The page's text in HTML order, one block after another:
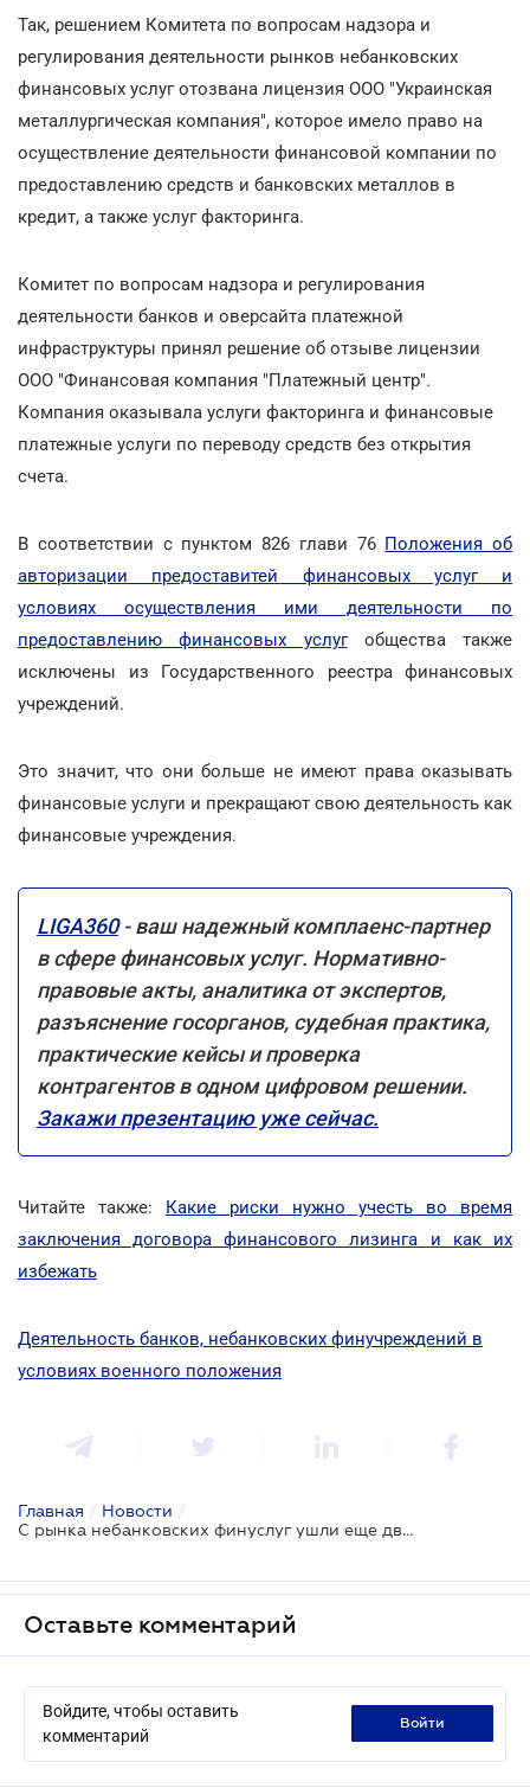
Так, решением Комитета по вопросам надзора и
регулирования деятельности рынков небанковских
финансовых услуг отозвана лицензия ООО "Украинская
металлургическая компания", которое имело право на
осуществление деятельности финансовой компании по
предоставлению средств и банковских металлов в
кредит, а также услуг факторинга.
Комитет по вопросам надзора и регулирования
деятельности банков и оверсайта платежной
инфраструктуры принял решение об отзыве лицензии
ООО "Финансовая компания "Платежный центр".
Компания оказывала услуги факторинга и финансовые
платежные услуги по переводу средств без открытия
счета.
В соответствии с пунктом 826 глави 76 Положения об
авторизации предоставитей финансовых услуг и
условиях осуществления ими деятельности по
предоставлению финансовых услугобщества также
исключены из Государственного реестра финансовых
учреждений.
Это значит, что они больше не имеют права оказывать
финансовые услуги и прекращают свою деятельность как
финансовые учреждения.
LIGA360- ваш надежный комплаенс-партнер
в сфере финансовых услуг. Нормативно-
правовые акты, аналитика от экспертов,
разъяснение госорганов, судебная практика,
практические кейсы и проверка
контрагентов в одном цифровом решении.
Закажи презентацию уже сейчас.
Читайте также: Какие риски нужно учесть во время
заключения договора финансового лизинга и как их
избежать
Деятельность банков, небанковских финучреждений в
условиях военного положения
Главная / Новости /
С рынка небанковских финуслуг ушли еще две компании
Оставьте комментарий
Войдите, чтобы оставить
комментарий
войти